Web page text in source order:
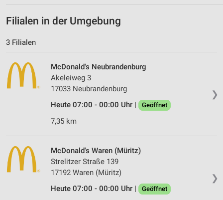
Filialen in der Umgebung
3 Filialen
❯
McDonald's Neubrandenburg
Akeleiweg 3
17033 Neubrandenburg
Heute 07:00 - 00:00 Uhr |
Geöffnet
7,35 km
❯
McDonald's Waren (Müritz)
Strelitzer Straße 139
17192 Waren (Müritz)
Heute 07:00 - 00:00 Uhr |
Geöffnet